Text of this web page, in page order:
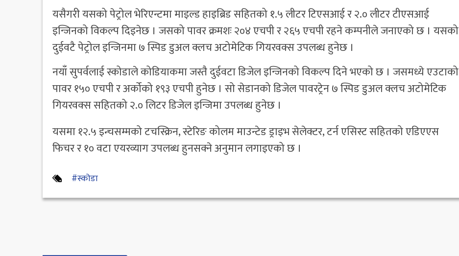
यसैगरी यसको पेट्रोल भेरिएन्टमा माइल्ड हाइब्रिड सहितको १.५ लीटर टिएसआई र २.० लीटर टीएसआई
इन्जिनको विकल्प दिइनेछ । जसको पावर क्रमशः २०४ एचपी र २६५ एचपी रहने कम्पनीले जनाएको छ । यसको
दुईवटै पेट्रोल इन्जिनमा ७ स्पिड डुअल क्लच अटोमेटिक गियरवक्स उपलब्ध हुनेछ ।
नयाँ सुपर्वलाई स्कोडाले कोडियाकमा जस्तै दुईवटा डिजेल इन्जिनको विकल्प दिने भएको छ । जसमध्ये एउटाको
पावर १५० एचपी र अर्कोको १९३ एचपी हुनेछ । सो सेडानको डिजेल पावरट्रेन ७ स्पिड डुअल क्लच अटोमेटिक
गियरवक्स सहितको २.० लिटर डिजेल इन्जिमा उपलब्ध हुनेछ ।
यसमा १२.५ इन्चसम्मको टचस्क्रिन, स्टेरिङ कोलम माउन्टेड ड्राइभ सेलेक्टर, टर्न एसिस्ट सहितको एडिएएस
फिचर र १० वटा एयरव्याग उपलब्ध हुनसक्ने अनुमान लगाइएको छ ।
#स्कोडा